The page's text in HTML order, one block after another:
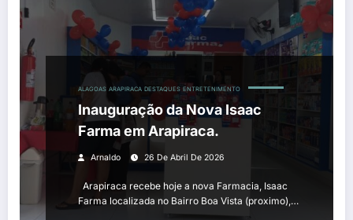
ALAGOAS ARAPIRACA DESTAQUES ENTRETENIMENTO
Inauguração da Nova Isaac
Farma em Arapiraca.
Arnaldo 26 De Abril De 2026
Arapiraca recebe hoje a nova Farmacia, Isaac
Farma localizada no Bairro Boa Vista (proximo),…